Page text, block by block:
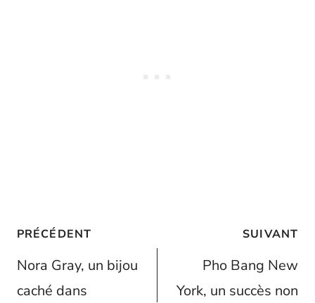
Navigation
de
l’article
PRÉCÉDENT
Nora Gray, un bijou
caché dans
SUIVANT
Pho Bang New
York, un succès non